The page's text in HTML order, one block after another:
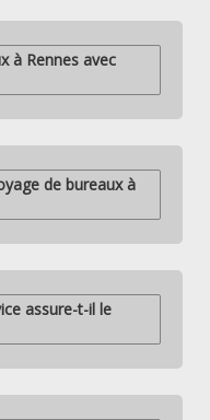
à Rennes avec
de bureaux à
assure-t-il le